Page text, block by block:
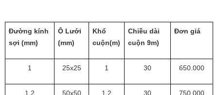
Đường kính
sợi (mm)
Ô Lưới
(mm)
Khổ
cuộn(m)
Chiều dài
cuộn 9m)
Đơn giá
1 25x25 1 30 650.000
1,2 50x50 1,2 30 750.000